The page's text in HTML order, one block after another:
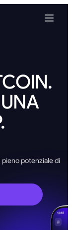
potenziale di